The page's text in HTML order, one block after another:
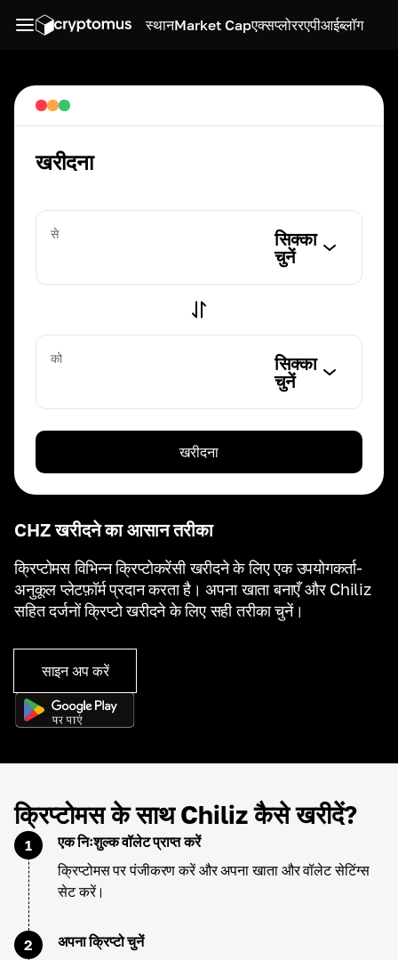
स्थानMarket Capएक्सप्लोररएपीआईब्लॉग
CHZ खरीदने का आसान तरीका
क्रिप्टोमस विभिन्न क्रिप्टोकरेंसी खरीदने के लिए एक उपयोगकर्ता-
अनुकूल प्लेटफ़ॉर्म प्रदान करता है। अपना खाता बनाएँ और Chiliz
सहित दर्जनों क्रिप्टो खरीदने के लिए सही तरीका चुनें।
साइन अप करें
खरीदना
से
सिक्का
चुनें
को
सिक्का
चुनें
खरीदना
क्रिप्टोमस के साथ Chiliz कैसे खरीदें?
1
एक निःशुल्क वॉलेट प्राप्त करें
क्रिप्टोमस पर पंजीकरण करें और अपना खाता और वॉलेट सेटिंग्स
सेट करें।
2
अपना क्रिप्टो चुनें